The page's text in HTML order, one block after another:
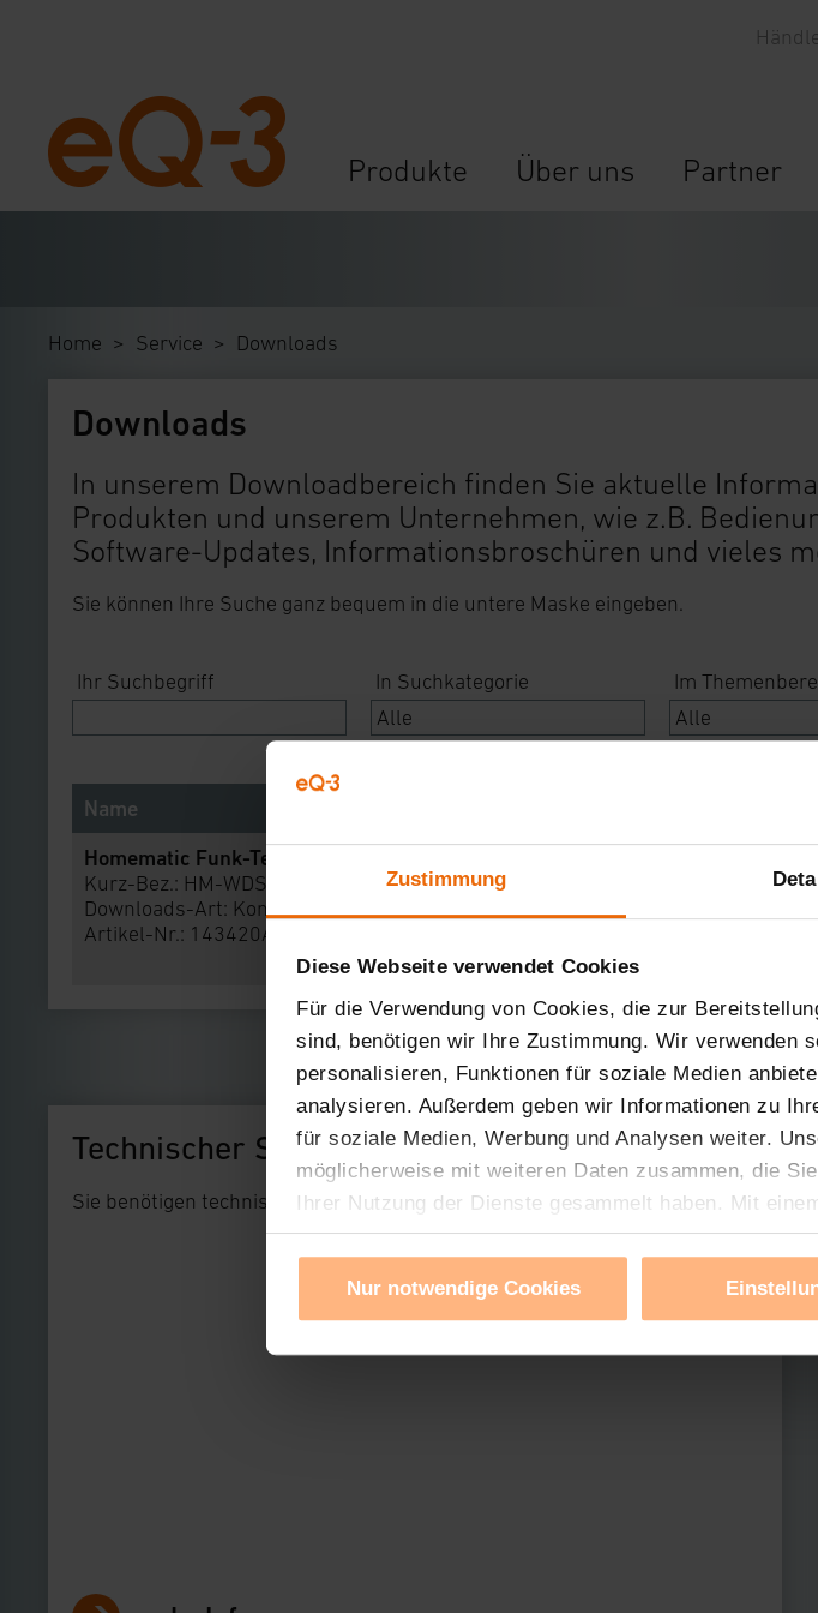
Zustimmung
Diese Webseite verwendet Cookies
Für die Verwendung von Cookies, die zur
sind, benötigen wir Ihre Zustimmung. Wir verwenden
personalisieren, Funktionen für soziale Medien
analysieren. Außerdem geben wir Informationen zu
für soziale Medien, Werbung und Analysen weiter.
möglicherweise mit weiteren Daten zusammen, die
Ihrer Nutzung der Dienste gesammelt haben. Mit
Verwendung von Cookies für alle vorgenannten
Sie können die Verwendung nicht notwendiger
widerrufen. Ihre Browser-Einstellungen können dazu
Nur notwendige Cookies
Navigation
Produkte Über uns Partner
Home Service Downloads
Downloads
In unserem Downloadbereich finden Sie aktuelle
Produkten und unserem Unternehmen, wie z.B.
Software-Updates, Informationsbroschüren und vieles
Sie können Ihre Suche ganz bequem in die untere Maske eingeben.
Ihr Suchbegriff In Suchkategorie Im
Name
Homematic Funk-Temperaturdifferenzsensor
Kurz-Bez.: HM-WDS30-OT2-SM-2
Downloads-Art: Konformitätserklärung
Artikel-Nr.: 143420AxA
Technischer Support
Sie benötigen technischen Support bei einem unserer Produkte?